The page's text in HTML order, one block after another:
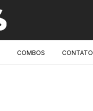
COMBOS CONTATO